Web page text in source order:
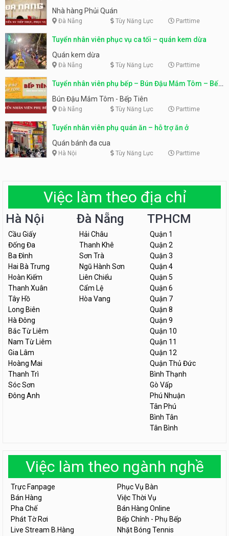
Nhà hàng Phủi Quán
Đà Nẵng Tùy Năng Lực Parttime
Tuyển nhân viên phục vụ ca tối – quán kem dừa
Quán kem dừa
Đà Nẵng Tùy Năng Lực Parttime
Tuyển nhân viên phụ bếp – Bún Đậu Mắm Tôm – Bếp
Tiên
Bún Đậu Mắm Tôm - Bếp Tiên
Đà Nẵng Tùy Năng Lực Parttime
Tuyển nhân viên phụ quán ăn – hỗ trợ ăn ở
Quán bánh đa cua
Hà Nội Tùy Năng Lực Parttime
Việc làm theo địa chỉ
Hà Nội
Cầu Giấy
Đống Đa
Ba Đình
Hai Bà Trưng
Hoàn Kiếm
Thanh Xuân
Tây Hồ
Long Biên
Hà Đông
Bắc Từ Liêm
Nam Từ Liêm
Gia Lâm
Hoàng Mai
Thanh Trì
Sóc Sơn
Đông Anh
Đà Nẵng
Hải Châu
Thanh Khê
Sơn Trà
Ngũ Hành Sơn
Liên Chiểu
Cẩm Lệ
Hòa Vang
TPHCM
Quận 1
Quận 2
Quận 3
Quận 4
Quận 5
Quận 6
Quận 7
Quận 8
Quận 9
Quận 10
Quận 11
Quận 12
Quận Thủ Đức
Bình Thạnh
Gò Vấp
Phú Nhuận
Tân Phú
Bình Tân
Tân Bình
Việc làm theo ngành nghề
Trực Fanpage
Phục Vụ Bàn
Bán Hàng
Việc Thời Vụ
Pha Chế
Bán Hàng Online
Phát Tờ Rơi
Bếp Chính - Phụ Bếp
Live Stream B.Hàng
Nhặt Bóng Tennis